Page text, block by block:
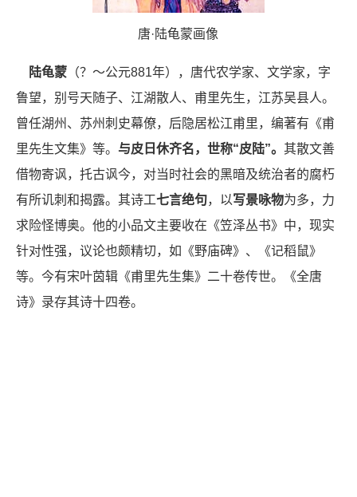
唐·陆龟蒙画像
陆龟蒙 （？～公元881年），唐代农学家、文学家，字
鲁望，别号天随子、江湖散人、甫里先生，江苏吴县人。
曾任湖州、苏州刺史幕僚，后隐居松江甫里，编著有《甫
里先生文集》等。 与皮日休齐名，世称“皮陆”。其散文善
借物寄讽，托古讽今，对当时社会的黑暗及统治者的腐朽
有所讥刺和揭露。其诗工七言绝句，以写景咏物为多，力
求险怪博奥。他的小品文主要收在《笠泽丛书》中，现实
针对性强，议论也颇精切，如《野庙碑》、《记稻鼠》
等。今有宋叶茵辑《甫里先生集》二十卷传世。《全唐
诗》录存其诗十四卷。